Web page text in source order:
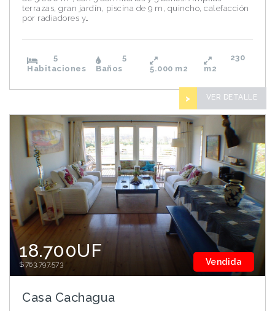
terrazas, gran jardín, piscina de 9 m, quincho, calefacción
por radiadores y…
5
Habitaciones
5
Baños
5.000 m2
230
m2
> VER DETALLE
Vendida
18.700UF
$763.797.573
Casa Cachagua